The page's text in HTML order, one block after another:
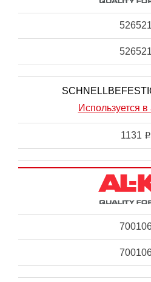
526521
Используется в
1131 i